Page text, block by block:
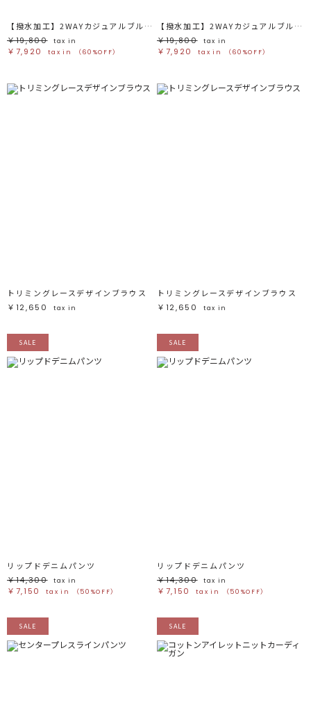
【撥水加工】2WAYカジュアルブルゾン
￥19,800
tax in
￥7,920 tax in （60%OFF）
【撥水加工】2WAYカジュアルブルゾン
￥19,800
tax in
￥7,920 tax in （60%OFF）
トリミングレースデザインブラウス
￥12,650
tax in
トリミングレースデザインブラウス
￥12,650
tax in
SALE
リップドデニムパンツ
￥14,300
tax in
￥7,150 tax in （50%OFF）
SALE
リップドデニムパンツ
￥14,300
tax in
￥7,150 tax in （50%OFF）
SALE SALE